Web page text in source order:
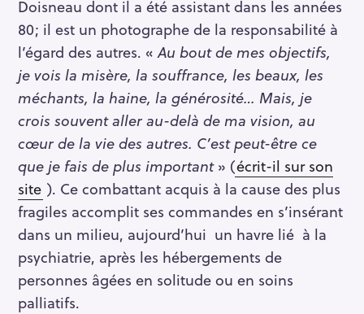
Doisneau dont il a été assistant dans les années
80; il est un photographe de la responsabilité à
l’égard des autres. «Au bout de mes objectifs,
je vois la misère, la souffrance, les beaux, les
méchants, la haine, la générosité… Mais, je
crois souvent aller au-delà de ma vision, au
cœur de la vie des autres. C’est peut-être ce
que je fais de plus important» (écrit-il sur son
site ). Ce combattant acquis à la cause des plus
fragiles accomplit ses commandes en s’insérant
dans un milieu, aujourd’hui un havre lié à la
psychiatrie, après les hébergements de
personnes âgées en solitude ou en soins
palliatifs.